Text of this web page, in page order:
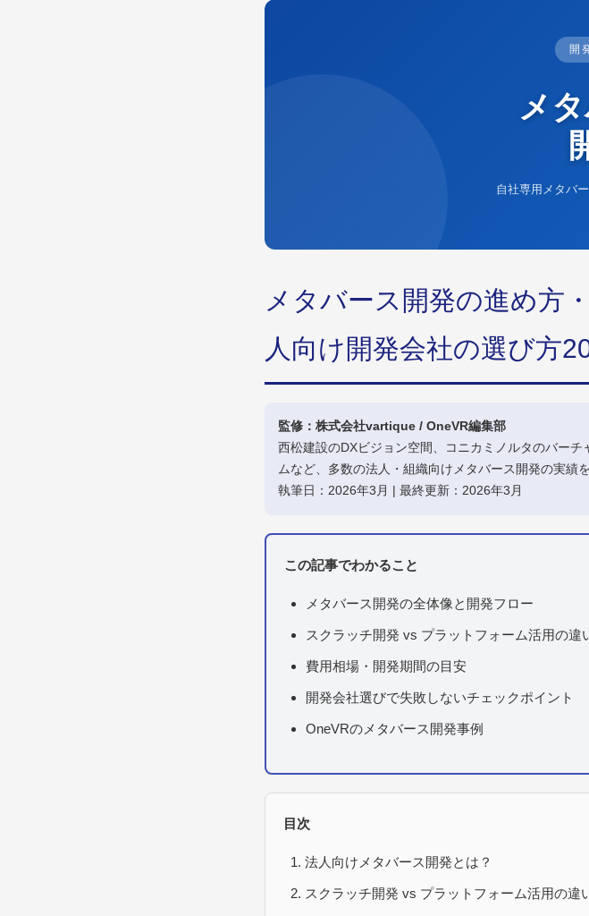
開
メ
自社専用メタバ
メタバース開発の進め方
人向け開発会社の選び方
監修：株式会社vartique / OneVR編集部
西松建設のDXビジョン空間、コニカミノルタのバー
ムなど、多数の法人・組織向けメタバース開発の実績
執筆日：2026年3月 | 最終更新：2026年3月
この記事でわかること
メタバース開発の全体像と開発フロー
スクラッチ開発 vs プラットフォーム活用の違
費用相場・開発期間の目安
開発会社選びで失敗しないチェックポイント
OneVRのメタバース開発事例
目次
法人向けメタバース開発とは？
スクラッチ開発 vs プラットフォーム活用の違